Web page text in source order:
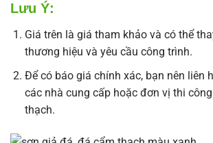
Lưu Ý:
Giá trên là giá tham khảo và có thể
thương hiệu và yêu cầu công trình.
Để có báo giá chính xác, bạn nên liên
các nhà cung cấp hoặc đơn vị thi
thạch.